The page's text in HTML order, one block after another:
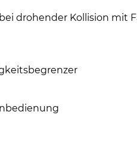
drohender Kollision mit